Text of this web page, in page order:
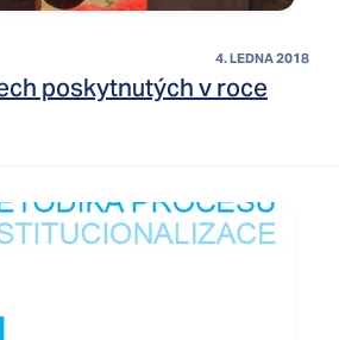
4. LEDNA 2018
poskytnutých v roce